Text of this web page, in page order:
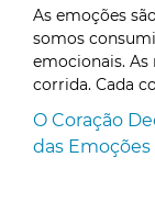
As emoções
somos
emocionais.
corrida. Cada
O Coração
das